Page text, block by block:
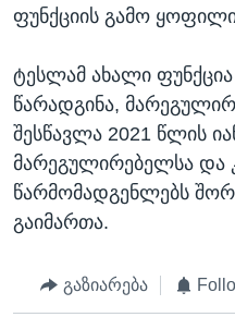
ფუნქციის გამო
ტესლამ ახალი
წარადგინა,
შესწავლა 2021 წლის
მარეგულირებელსა და
წარმომადგენლებს
გაიმართა.
გაზიარება